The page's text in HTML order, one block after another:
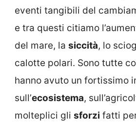
eventi tangibili del
e tra questi citiamo
del mare, la siccità, lo
calotte polari. Sono tutte
hanno avuto un fortissimo
sull’ecosistema,
molteplici gli sforzi fatti